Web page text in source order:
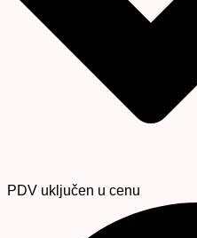
PDV uključen u cenu